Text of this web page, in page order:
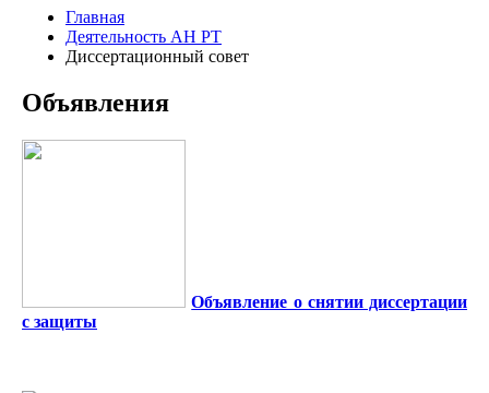
Главная
Деятельность АН РТ
Диссертационный совет
Объявления
Объявление о снятии диссертации
с защиты